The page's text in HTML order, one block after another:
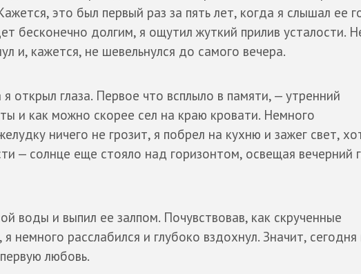
это был первый раз за пять лет, когда я слышал ее
бесконечно долгим, я ощутил жуткий прилив усталости.
и, кажется, не шевельнулся до самого вечера.
открыл глаза. Первое что всплыло в памяти, — утренний
и как можно скорее сел на краю кровати. Немного
ничего не грозит, я побрел на кухню и зажег свет,
— солнце еще стояло над горизонтом, освещая вечерний
воды и выпил ее залпом. Почувствовав, как скрученные
немного расслабился и глубоко вздохнул. Значит,
любовь.